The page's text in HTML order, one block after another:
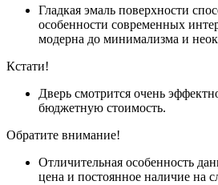
Гладкая эмаль поверхности
особенности современных
модерна до минимализма и
Кстати!
Дверь смотрится очень
бюджетную стоимость.
Обратите внимание!
Отличительная особенность
цена и постоянное наличие на